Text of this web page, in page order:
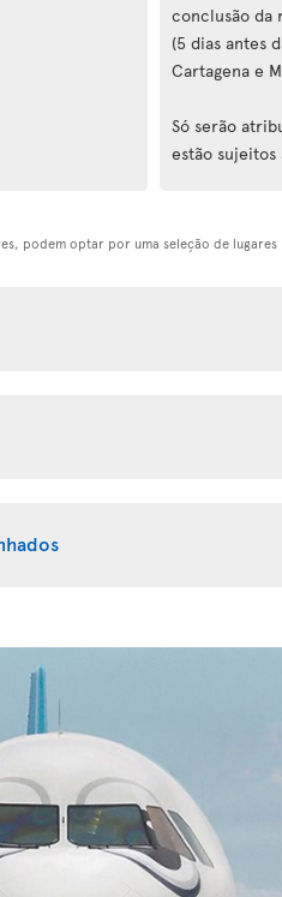
conclusão da
(5 dias antes
Cartagena e
Só serão
estão
podem optar por uma seleção de